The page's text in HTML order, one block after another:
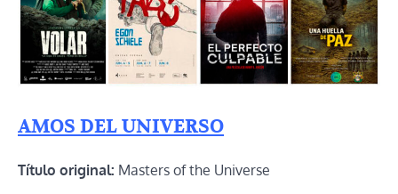
AMOS DEL UNIVERSO
Título original: Masters of the Universe